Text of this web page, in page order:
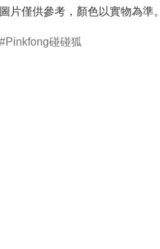
圖片僅供參考，顏色以實物為準。
Pinkfong碰碰狐